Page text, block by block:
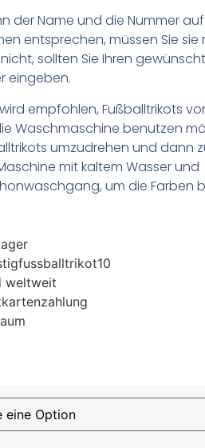
der Name und die Nummer
entsprechen, müssen Sie sie
sollten Sie Ihren
eingeben.
empfohlen, Fußballtrikots
Waschmaschine benutzen
umzudrehen und dann
mit kaltem Wasser und
um die Farben
weltweit